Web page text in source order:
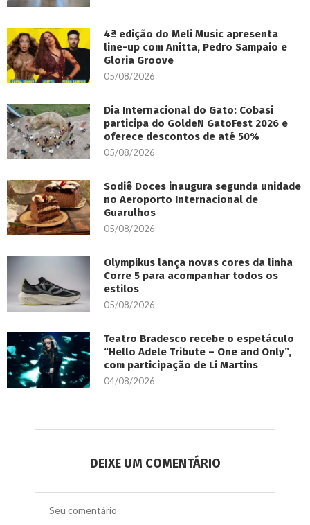
4ª edição do Meli Music apresenta
line-up com Anitta, Pedro Sampaio e
Gloria Groove
05/08/2026
Dia Internacional do Gato: Cobasi
participa do GoldeN GatoFest 2026 e
oferece descontos de até 50%
05/08/2026
Sodiê Doces inaugura segunda unidade
no Aeroporto Internacional de
Guarulhos
05/08/2026
Olympikus lança novas cores da linha
Corre 5 para acompanhar todos os
estilos
05/08/2026
Teatro Bradesco recebe o espetáculo
“Hello Adele Tribute – One and Only”,
com participação de Li Martins
04/08/2026
DEIXE UM COMENTÁRIO